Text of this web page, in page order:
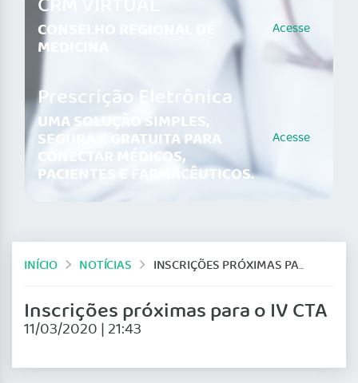
CONSELHO REGIONAL DE
MEDICINA
Acesse
Prescrição Eletrônica
UMA SOLUÇÃO SIMPLES,
SEGURA E GRATUITA PARA
CONECTAR MÉDICOS,
PACIENTES E FARMACÊUTICOS.
Acesse
INÍCIO NOTÍCIAS INSCRIÇÕES PRÓXIMAS PARA O IV CTA
Inscrições próximas para o IV CTA
11/03/2020 | 21:43